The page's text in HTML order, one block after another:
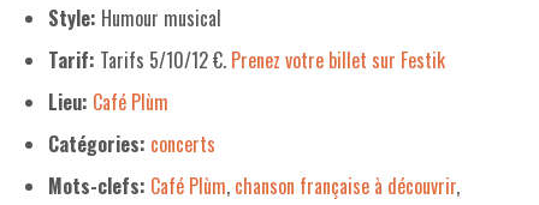
COMMANDER UN LIVRE
LES EXPOSITIONS
INFOS & ACCESSIBILITÉ
Style: Humour musical
Tarif: Tarifs 5/10/12 €. Prenez votre billet sur Festik
Lieu: Café Plùm
Catégories: concerts
Mots-clefs: Café Plùm, chanson française à découvrir,